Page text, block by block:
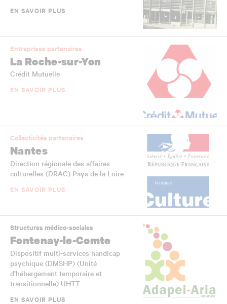
EN SAVOIR PLUS
Entreprises partenaires
La Roche-sur-Yon
Crédit Mutuelle
EN SAVOIR PLUS
Collectivités partenaires
Nantes
Direction régionale des affaires
culturelles (DRAC) Pays de la Loire
EN SAVOIR PLUS
Structures médico-sociales
Fontenay-le-Comte
Dispositif multi-services handicap
psychique (DMSHP) (Unité
d’hébergement temporaire et
transitionnelle) UHTT
EN SAVOIR PLUS